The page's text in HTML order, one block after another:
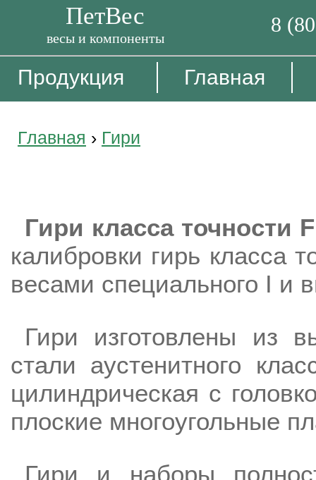
ПетВес
весы и компоненты
8
Продукция Главная
Главная › Гири
Гири класса точности
калибровки гирь класса
весами специального I и
Гири изготовлены из
стали аустенитного
цилиндрическая с
плоские многоугольные
Гири и наборы